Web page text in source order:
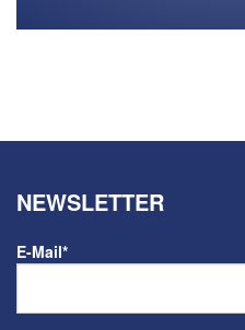
NEWSLETTER
E-Mail*